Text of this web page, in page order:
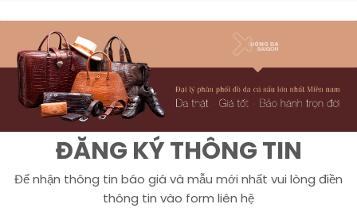
ĐĂNG KÝ THÔNG TIN
Để nhận thông tin báo giá và mẫu mới nhất vui lòng điền
thông tin vào form liên hệ